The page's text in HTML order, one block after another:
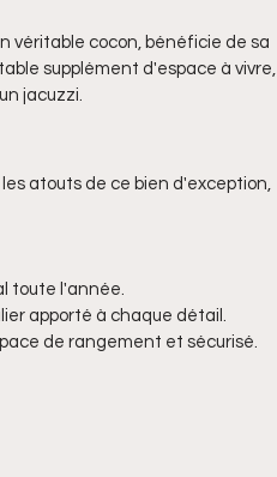
véritable cocon, bénéficie de sa
supplément d'espace à vivre,
jacuzzi.
atouts de ce bien d'exception,
toute l'année.
apporté à chaque détail.
de rangement et sécurisé.